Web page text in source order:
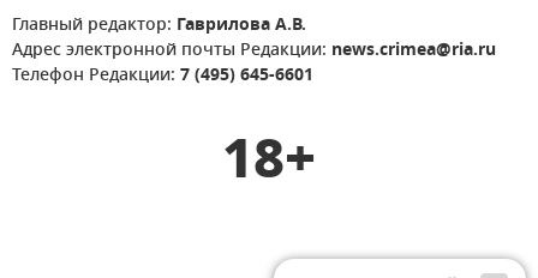
Главный редактор: Гаврилова А.В.
Адрес электронной почты Редакции: news.crimea@ria.ru
Телефон Редакции: 7 (495) 645-6601
18+